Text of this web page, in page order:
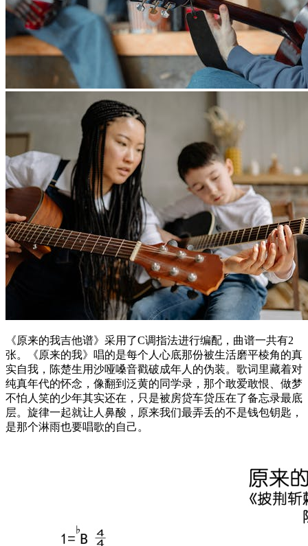
《原来的我吉他谱》采用了C调指法进行编配，曲谱一共有2
张。《原来的我》唱的是每个人心底那份被生活磨平棱角的真
实自我，陈楚生用沙哑嗓音戳破成年人的伪装。歌词里藏着对
纯真年代的怀念，像翻到泛黄的同学录，那个敢爱敢恨、做梦
不怕人笑的少年其实还在，只是被房贷车贷压在了备忘录最底
层。旋律一起就让人鼻酸，原来我们最弄丢的不是钱包钥匙，
是那个淋雨也要唱歌的自己。